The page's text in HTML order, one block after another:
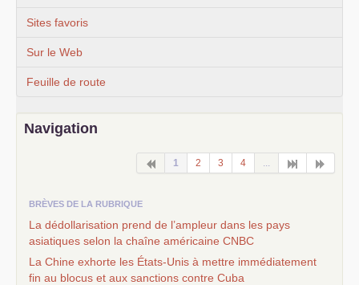
Sites favoris
Sur le Web
Feuille de route
Navigation
1 2 3 4 ...
BRÈVES DE LA RUBRIQUE
La dédollarisation prend de l’ampleur dans les pays
asiatiques selon la chaîne américaine CNBC
La Chine exhorte les États-Unis à mettre immédiatement
fin au blocus et aux sanctions contre Cuba